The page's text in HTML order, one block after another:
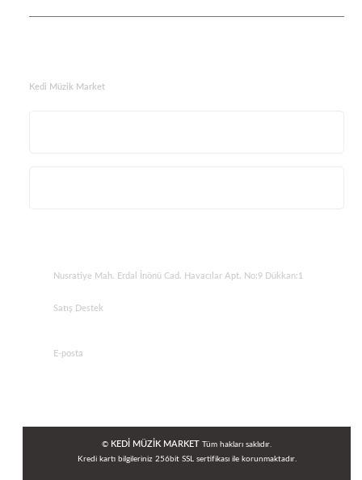
Kedi Müzik Market
Nusratiye Mah. Erdal İnönü Cad. Havacılar Apt. No:9 Dükkan:1
Satış Destek
E-posta
© KEDİ MÜZİK MARKET Tüm hakları saklıdır.
Kredi kartı bilgileriniz 256bit SSL sertifikası ile korunmaktadır.